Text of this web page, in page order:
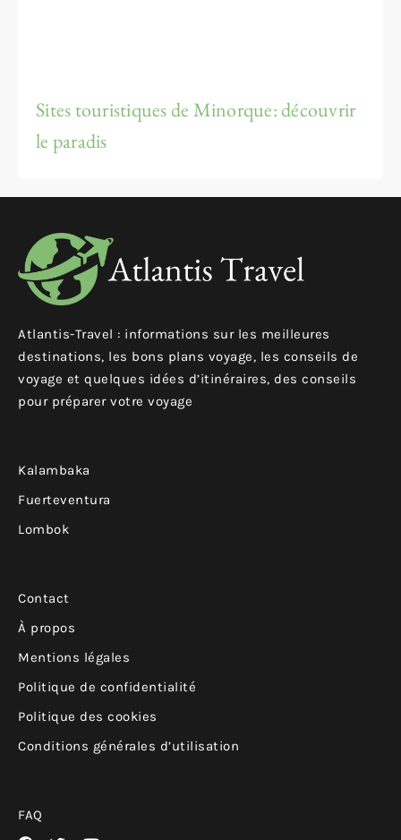
Sites touristiques de Minorque: découvrir
le paradis
Atlantis-Travel : informations sur les meilleures
destinations, les bons plans voyage, les conseils de
voyage et quelques idées d’itinéraires, des conseils
pour préparer votre voyage
Kalambaka
Fuerteventura
Lombok
Contact
À propos
Mentions légales
Politique de confidentialité
Politique des cookies
Conditions générales d’utilisation
FAQ